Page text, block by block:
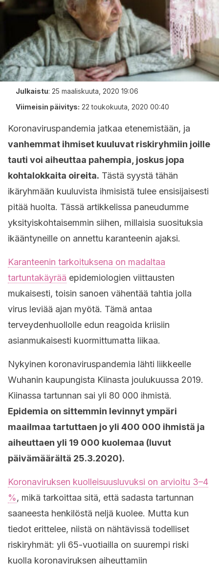
Julkaistu: 25 maaliskuuta, 2020 19:06
Viimeisin päivitys: 22 toukokuuta, 2020 00:40
Koronaviruspandemia jatkaa etenemistään, ja
vanhemmat ihmiset kuuluvat riskiryhmiin joille
tauti voi aiheuttaa pahempia, joskus jopa
kohtalokkaita oireita. Tästä syystä tähän
ikäryhmään kuuluvista ihmisistä tulee ensisijaisesti
pitää huolta. Tässä artikkelissa paneudumme
yksityiskohtaisemmin siihen, millaisia suosituksia
ikääntyneille on annettu karanteenin ajaksi.
Karanteenin tarkoituksena on madaltaa
tartuntakäyrää epidemiologien viittausten
mukaisesti, toisin sanoen vähentää tahtia jolla
virus leviää ajan myötä. Tämä antaa
terveydenhuollolle edun reagoida kriisiin
asianmukaisesti kuormittumatta liikaa.
Nykyinen koronaviruspandemia lähti liikkeelle
Wuhanin kaupungista Kiinasta joulukuussa 2019.
Kiinassa tartunnan sai yli 80 000 ihmistä.
Epidemia on sittemmin levinnyt ympäri
maailmaa tartuttaen jo yli 400 000 ihmistä ja
aiheuttaen yli 19 000 kuolemaa (luvut
päivämäärältä 25.3.2020).
Koronaviruksen kuolleisuusluvuksi on arvioitu 3–4
%, mikä tarkoittaa sitä, että sadasta tartunnan
saaneesta henkilöstä neljä kuolee. Mutta kun
tiedot erittelee, niistä on nähtävissä todelliset
riskiryhmät: yli 65-vuotiailla on suurempi riski
kuolla koronaviruksen aiheuttamiin